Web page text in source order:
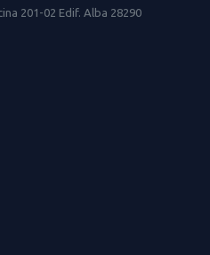
201-02 Edif. Alba 28290